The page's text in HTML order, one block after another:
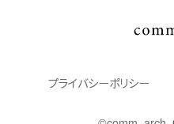
プライバシーポリシー